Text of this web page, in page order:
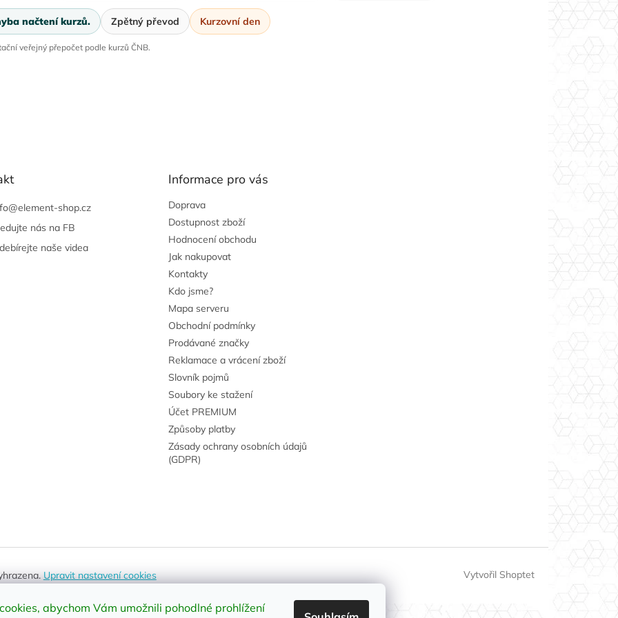
abychom Vám umožnili pohodlné prohlížení
načtení kurzů. Zpětný převod Kurzovní den
veřejný přepočet podle kurzů ČNB.
@element-shop.cz
nás na FB
naše videa
Informace pro vás
Doprava
Dostupnost zboží
Hodnocení obchodu
Jak nakupovat
Kontakty
Kdo jsme?
Mapa serveru
Obchodní podmínky
Prodávané značky
Reklamace a vrácení zboží
Slovník pojmů
Soubory ke stažení
Účet PREMIUM
Způsoby platby
Zásady ochrany osobních údajů
(GDPR)
Vytvořil Shoptet
Upravit nastavení cookies